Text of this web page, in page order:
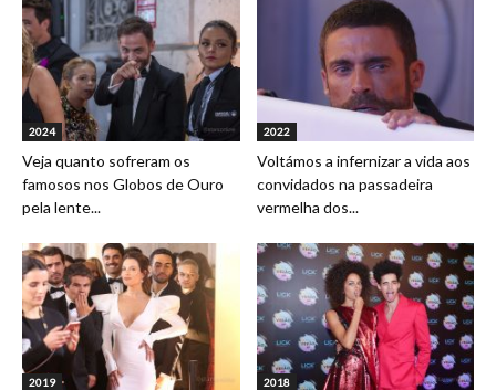
2024
Veja quanto sofreram os
famosos nos Globos de Ouro
pela lente...
2022
Voltámos a infernizar a vida aos
convidados na passadeira
vermelha dos...
2019 2018